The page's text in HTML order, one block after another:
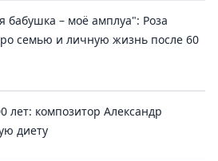
– моё амплуа": Роза
семью и личную жизнь после 60
лет: композитор Александр
диету